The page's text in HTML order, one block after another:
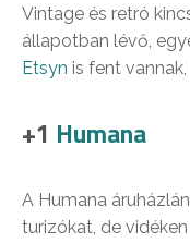
Vintage és retró
állapotban lévő,
Etsyn is fent
+1 Humana
A Humana
turizókat, de